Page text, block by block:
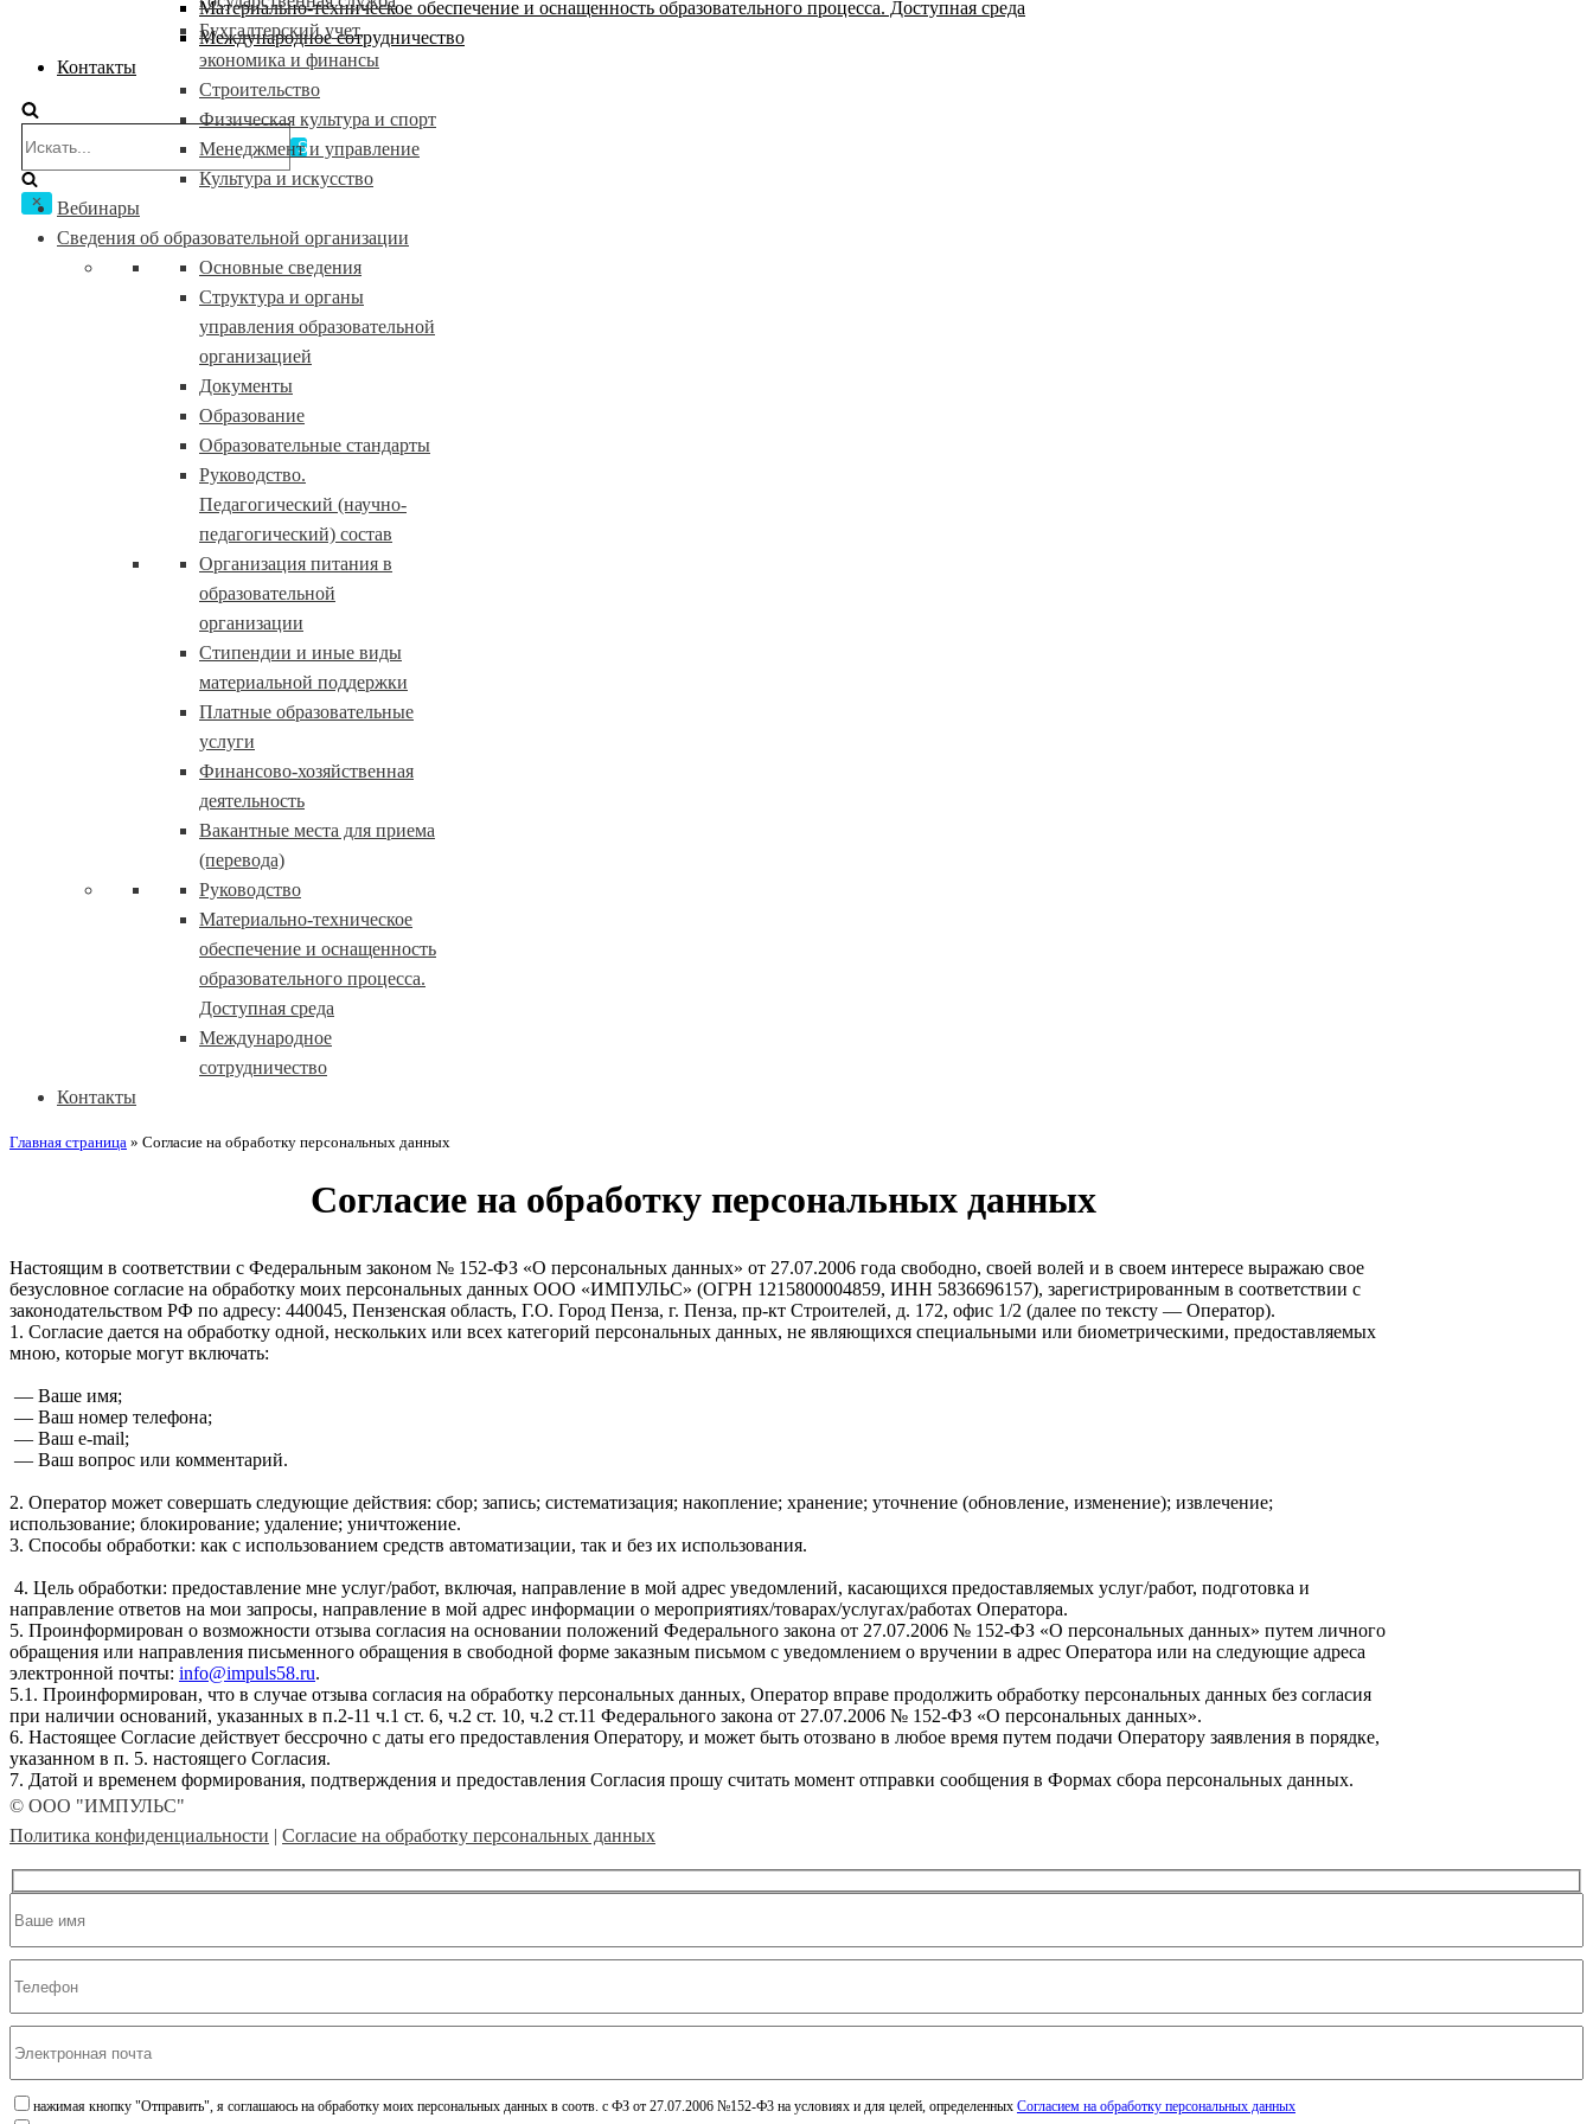
Материально-техническое обеспечение и оснащенность образовательного процесса. Доступная среда
Международное сотрудничество
Контакты
Бухгалтерский учет,
экономика и финансы
Строительство
Физическая культура и спорт
Менеджмент и управление
Культура и искусство
Вебинары
Сведения об образовательной организации
Основные сведения
Структура и органы
управления образовательной
организацией
Документы
Образование
Образовательные стандарты
Руководство.
Педагогический (научно-
педагогический) состав
Организация питания в
образовательной
организации
Стипендии и иные виды
материальной поддержки
Платные образовательные
услуги
Финансово-хозяйственная
деятельность
Вакантные места для приема
(перевода)
Руководство
Материально-техническое
обеспечение и оснащенность
образовательного процесса.
Доступная среда
Международное
сотрудничество
Контакты
Главная страница » Согласие на обработку персональных данных
Согласие на обработку персональных данных
Настоящим в соответствии с Федеральным законом № 152-ФЗ «О персональных данных» от 27.07.2006 года свободно, своей волей и в своем интересе выражаю свое
безусловное согласие на обработку моих персональных данных ООО «ИМПУЛЬС» (ОГРН 1215800004859, ИНН 5836696157), зарегистрированным в соответствии с
законодательством РФ по адресу: 440045, Пензенская область, Г.О. Город Пенза, г. Пенза, пр-кт Строителей, д. 172, офис 1/2 (далее по тексту — Оператор).
1. Согласие дается на обработку одной, нескольких или всех категорий персональных данных, не являющихся специальными или биометрическими, предоставляемых
мною, которые могут включать:
— Ваше имя;
— Ваш номер телефона;
— Ваш e-mail;
— Ваш вопрос или комментарий.
2. Оператор может совершать следующие действия: сбор; запись; систематизация; накопление; хранение; уточнение (обновление, изменение); извлечение;
использование; блокирование; удаление; уничтожение.
3. Способы обработки: как с использованием средств автоматизации, так и без их использования.
4. Цель обработки: предоставление мне услуг/работ, включая, направление в мой адрес уведомлений, касающихся предоставляемых услуг/работ, подготовка и
направление ответов на мои запросы, направление в мой адрес информации о мероприятиях/товарах/услугах/работах Оператора.
5. Проинформирован о возможности отзыва согласия на основании положений Федерального закона от 27.07.2006 № 152-ФЗ «О персональных данных» путем личного
обращения или направления письменного обращения в свободной форме заказным письмом с уведомлением о вручении в адрес Оператора или на следующие адреса
электронной почты: info@impuls58.ru.
5.1. Проинформирован, что в случае отзыва согласия на обработку персональных данных, Оператор вправе продолжить обработку персональных данных без согласия
при наличии оснований, указанных в п.2-11 ч.1 ст. 6, ч.2 ст. 10, ч.2 ст.11 Федерального закона от 27.07.2006 № 152-ФЗ «О персональных данных».
6. Настоящее Согласие действует бессрочно с даты его предоставления Оператору, и может быть отозвано в любое время путем подачи Оператору заявления в порядке,
указанном в п. 5. настоящего Согласия.
7. Датой и временем формирования, подтверждения и предоставления Согласия прошу считать момент отправки сообщения в Формах сбора персональных данных.
© ООО "ИМПУЛЬС"
Политика конфиденциальности | Согласие на обработку персональных данных
нажимая кнопку "Отправить", я соглашаюсь на обработку моих персональных данных в соотв. с ФЗ от 27.07.2006 №152-Ф3 на условиях и для целей, определенных Согласием на обработку персональных данных